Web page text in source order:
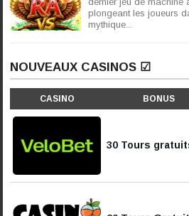
plongeant les joueurs
mythique...
NOUVEAUX CASINOS ☑
CASINO BONUS
30 Tours